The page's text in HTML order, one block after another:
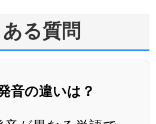
る質問
音の違いは？